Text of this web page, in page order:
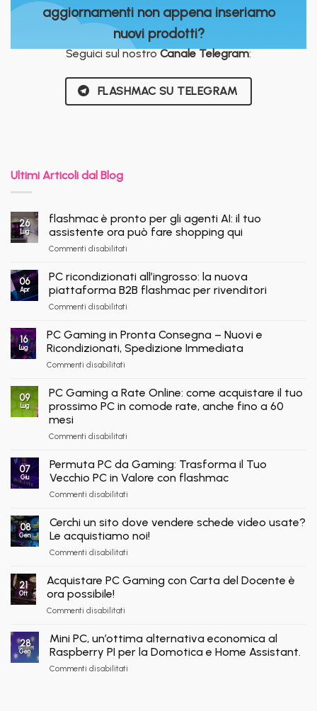
aggiornamenti non appena inseriamo
nuovi prodotti?
Seguici sul nostroCanale Telegram:
FLASHMAC SU TELEGRAM
Ultimi Articoli dal Blog
26
Lug
flashmac è pronto per gli agenti AI: il tuo
assistente ora può fare shopping qui
Commenti disabilitati
pronto
per
AI:
il
tuo
può
fare
06
Apr
PC ricondizionati all’ingrosso: la nuova
piattaforma B2B flashmac per rivenditori
Commenti disabilitati
ricondizionati
all’ingrosso:
la
B2B
flashmac
16
Lug
PC Gaming in Pronta Consegna – Nuovi e
Ricondizionati, Spedizione Immediata
Commenti disabilitati
Gaming
Pronta
–
e
Ricondizionati,
Spedizione
Immediata
09
Lug
PC Gaming a Rate Online: come acquistare il tuo
prossimo PC in comode rate, anche fino a 60
mesi
Commenti disabilitati
Gaming
a
Rate
Online:
acquistare
il
prossimo
in
a
60
mesi
07
Giu
Permuta PC da Gaming: Trasforma il Tuo
Vecchio PC in Valore con flashmac
Commenti disabilitati
PC
Gaming:
Tuo
con
flashmac
08
Gen
Cerchi un sito dove vendere schede video usate?
Le acquistiamo noi!
Commenti disabilitati
un
video
usate?
21
Ott
Acquistare PC Gaming con Carta del Docente è
ora possibile!
Commenti disabilitati
Gaming
con
Carta
28
Gen
Mini PC, un’ottima alternativa economica al
Raspberry PI per la Domotica e Home Assistant.
Commenti disabilitati